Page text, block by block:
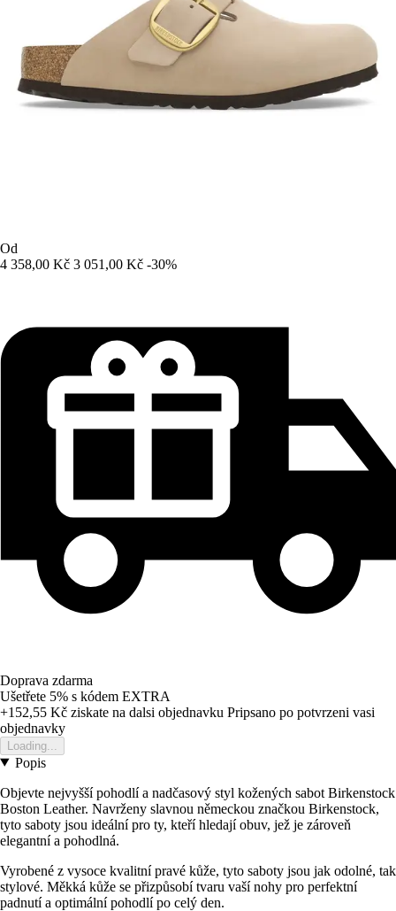
Od
4 358,00 Kč 3 051,00 Kč -30%
Doprava zdarma
Ušetřete 5% s kódem EXTRA
+152,55 Kč ziskate na dalsi objednavku Pripsano po potvrzeni vasi
objednavky
Loading...
Popis
Objevte nejvyšší pohodlí a nadčasový styl kožených sabot Birkenstock
Boston Leather. Navrženy slavnou německou značkou Birkenstock,
tyto saboty jsou ideální pro ty, kteří hledají obuv, jež je zároveň
elegantní a pohodlná.
Vyrobené z vysoce kvalitní pravé kůže, tyto saboty jsou jak odolné, tak
stylové. Měkká kůže se přizpůsobí tvaru vaší nohy pro perfektní
padnutí a optimální pohodlí po celý den.